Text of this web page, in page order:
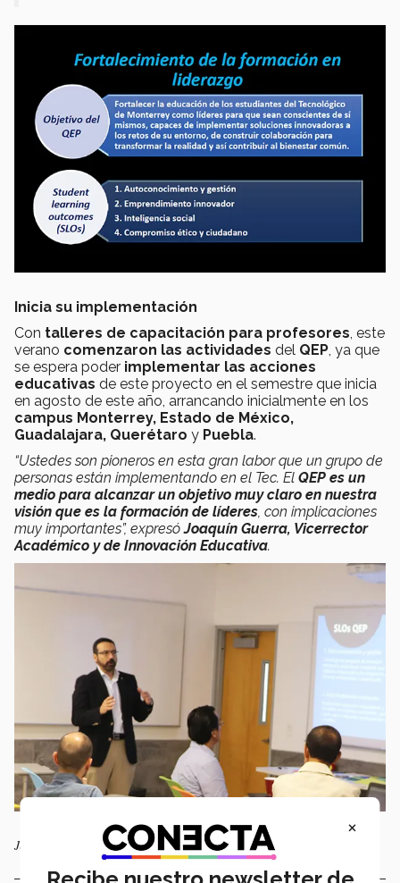
Inicia su implementación
Con talleres de capacitación para profesores, este
verano comenzaron las actividades del QEP, ya que
se espera poder implementar las acciones
educativas de este proyecto en el semestre que inicia
en agosto de este año, arrancando inicialmente en los
campus Monterrey, Estado de México,
Guadalajara, Querétaro y Puebla.
“Ustedes son pioneros en esta gran labor que un grupo de
personas están implementando en el Tec. El QEP es un
medio para alcanzar un objetivo muy claro en nuestra
visión que es la formación de líderes, con implicaciones
muy importantes”, expresóJoaquín Guerra, Vicerrector
Académico y de Innovación Educativa.
Joaquín Guerra, Vicerrector Académico y de Innovación Educativa.
×